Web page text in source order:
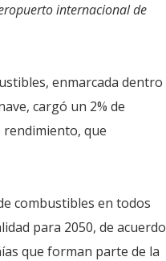
internacional de
enmarcada dentro
cargó un 2% de
rendimiento, que
combustibles en todos
para 2050, de acuerdo
que forman parte de la